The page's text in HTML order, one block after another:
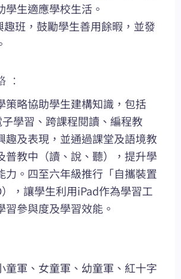
學生適應學校生活。
班，鼓勵學生善用餘暇，並發
：
策略協助學生建構知識，包括
學習、跨課程閱讀、編程教
趣及表現，並通過課堂及語境教
普教中（讀、說、聽），提升學
力。四至六年級推行「自攜裝置
，讓學生利用iPad作為學習工
習參與度及學習效能。
童軍、女童軍、幼童軍、紅十字